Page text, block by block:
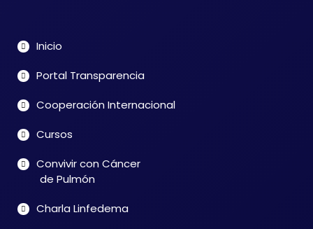
Inicio
Portal Transparencia
Cooperación Internacional
Cursos
Convivir con Cáncer
de Pulmón
Charla Linfedema